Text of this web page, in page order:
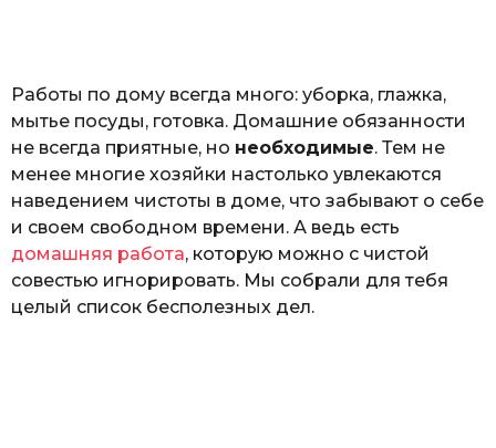
Работы по дому всегда много: уборка, глажка,
мытье посуды, готовка. Домашние обязанности
не всегда приятные, но необходимые. Тем не
менее многие хозяйки настолько увлекаются
наведением чистоты в доме, что забывают о себе
и своем свободном времени. А ведь есть
домашняя работа, которую можно с чистой
совестью игнорировать. Мы собрали для тебя
целый список бесполезных дел.